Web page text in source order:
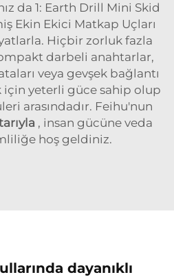
da 1: Earth Drill Mini Skid
Ekin Ekici Matkap Uçları
Hiçbir zorluk fazla
darbeli anahtarlar,
veya gevşek bağlantı
için yeterli güce sahip olup
arasındadır. Feihu'nun
, insan gücüne veda
hoş geldiniz.
dayanıklı